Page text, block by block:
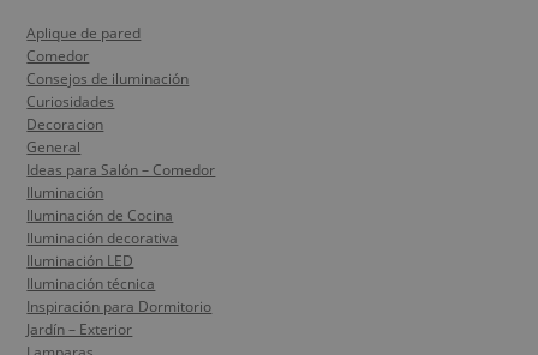
Aplique de pared
Comedor
Consejos de iluminación
Curiosidades
Decoracion
General
Ideas para Salón – Comedor
Iluminación
Iluminación de Cocina
Iluminación decorativa
Iluminación LED
Iluminación técnica
Inspiración para Dormitorio
Jardín – Exterior